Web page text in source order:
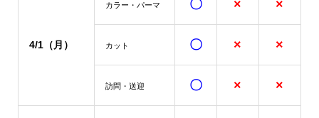
4/1（月）
カラー・パーマ 〇 × ×
カット 〇 × ×
訪問・送迎 〇 × ×